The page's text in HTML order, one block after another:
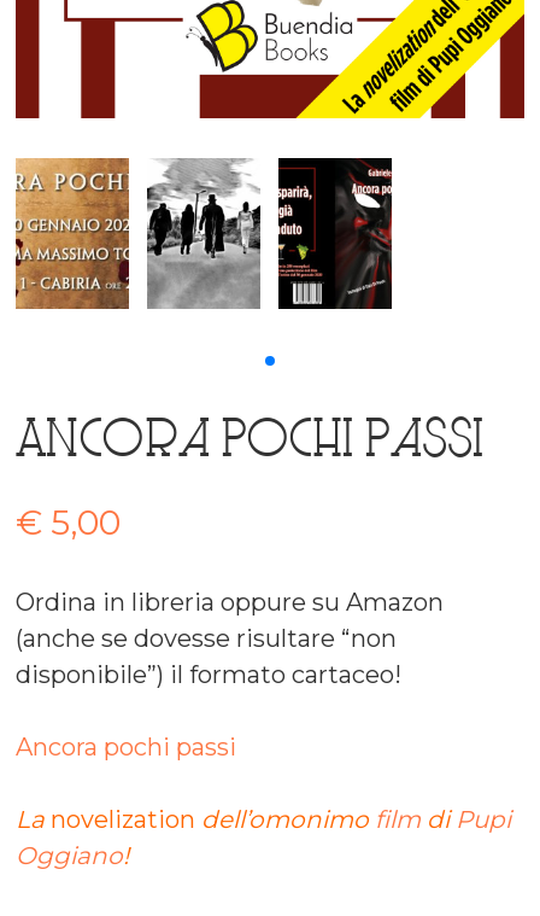
Ancora pochi passi
€ 5,00
Ordina in libreria oppure su Amazon
(anche se dovesse risultare “non
disponibile”) il formato cartaceo!
Ancora pochi passi
La novelization dell’omonimo film diPupi
Oggiano!